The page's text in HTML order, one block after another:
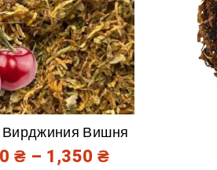
Вирджиния Вишня
₴ – 1,350 ₴